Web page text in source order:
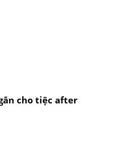
cho tiệc after